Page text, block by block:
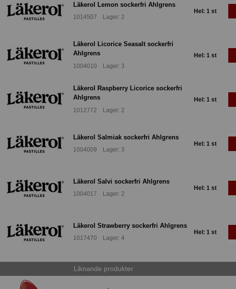
Läkerol Lemon sockerfri Ahlgrens
1014507 Lager: 2
Hel: 1 st
Läkerol Licorice Seasalt sockerfri
Ahlgrens
1004010 Lager: 3
Hel: 1 st
Läkerol Raspberry Licorice sockerfri
Ahlgrens
1012772 Lager: 2
Hel: 1 st
Läkerol Salmiak sockerfri Ahlgrens
1004009 Lager: 3
Hel: 1 st
Läkerol Salvi sockerfri Ahlgrens
1004017 Lager: 2
Hel: 1 st
Läkerol Strawberry sockerfri Ahlgrens
1017470 Lager: 4
Hel: 1 st
Liknande produkter